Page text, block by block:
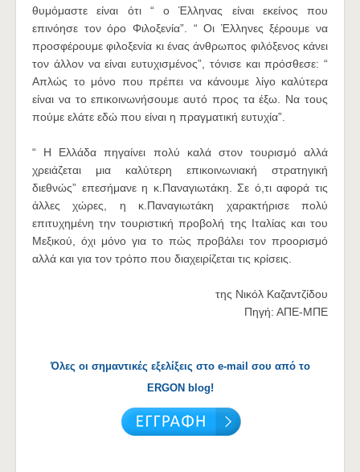
θυμόμαστε είναι ότι “ ο Έλληνας είναι εκείνος που
επινόησε τον όρο Φιλοξενία”. “ Οι Έλληνες ξέρουμε να
προσφέρουμε φιλοξενία κι ένας άνθρωπος φιλόξενος κάνει
τον άλλον να είναι ευτυχισμένος”, τόνισε και πρόσθεσε: “
Απλώς το μόνο που πρέπει να κάνουμε λίγο καλύτερα
είναι να το επικοινωνήσουμε αυτό προς τα έξω. Να τους
πούμε ελάτε εδώ που είναι η πραγματική ευτυχία”.
“ Η Ελλάδα πηγαίνει πολύ καλά στον τουρισμό αλλά
χρειάζεται μια καλύτερη επικοινωνιακή στρατηγική
διεθνώς” επεσήμανε η κ.Παναγιωτάκη. Σε ό,τι αφορά τις
άλλες χώρες, η κ.Παναγιωτάκη χαρακτήρισε πολύ
επιτυχημένη την τουριστική προβολή της Ιταλίας και του
Μεξικού, όχι μόνο για το πώς προβάλει τον προορισμό
αλλά και για τον τρόπο που διαχειρίζεται τις κρίσεις.
της Νικόλ Καζαντζίδου
Πηγή: ΑΠΕ-ΜΠΕ
Όλες οι σημαντικές εξελίξεις στο e-mail σου από το
ERGON blog!